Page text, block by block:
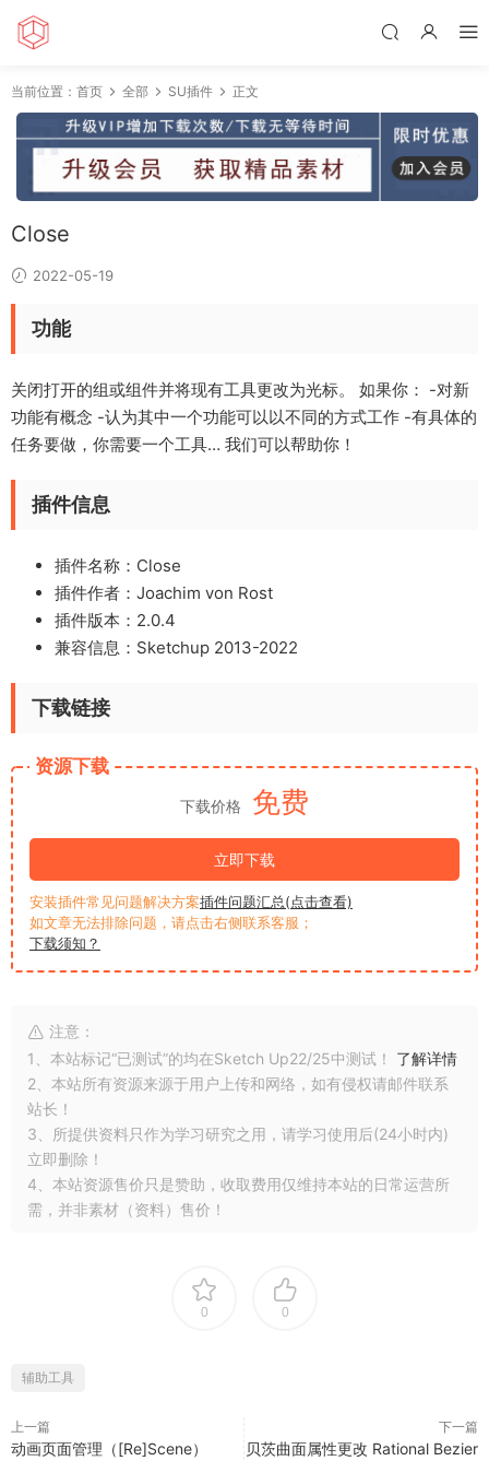
当前位置： 首页 全部 SU插件 正文
Close
2022-05-19
功能
关闭打开的组或组件并将现有工具更改为光标。 如果你： -对新
功能有概念 -认为其中一个功能可以以不同的方式工作 -有具体的
任务要做，你需要一个工具… 我们可以帮助你！
插件信息
插件名称：Close
插件作者：Joachim von Rost
插件版本：2.0.4
兼容信息：Sketchup 2013-2022
下载链接
资源下载
下载价格 免费
立即下载
安装插件常见问题解决方案插件问题汇总(点击查看)
如文章无法排除问题，请点击右侧联系客服；
下载须知？
注意：
1、本站标记“已测试”的均在Sketch Up22/25中测试！ 了解详情
2、本站所有资源来源于用户上传和网络，如有侵权请邮件联系
站长！
3、所提供资料只作为学习研究之用，请学习使用后(24小时内)
立即删除！
4、本站资源售价只是赞助，收取费用仅维持本站的日常运营所
需，并非素材（资料）售价！
0 0
辅助工具
上一篇
动画页面管理（[Re]Scene）
下一篇
贝茨曲面属性更改 Rational Bezier